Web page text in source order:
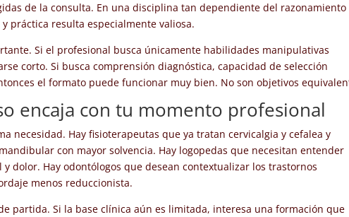
de la consulta. En una disciplina tan dependiente del razonamiento
práctica resulta especialmente valiosa.
Si el profesional busca únicamente habilidades manipulativas
corto. Si busca comprensión diagnóstica, capacidad de selección
el formato puede funcionar muy bien. No son objetivos
encaja con tu momento profesional
necesidad. Hay fisioterapeutas que ya tratan cervicalgia y cefalea y
con mayor solvencia. Hay logopedas que necesitan entender
dolor. Hay odontólogos que desean contextualizar los trastornos
menos reduccionista.
partida. Si la base clínica aún es limitada, interesa una formación que